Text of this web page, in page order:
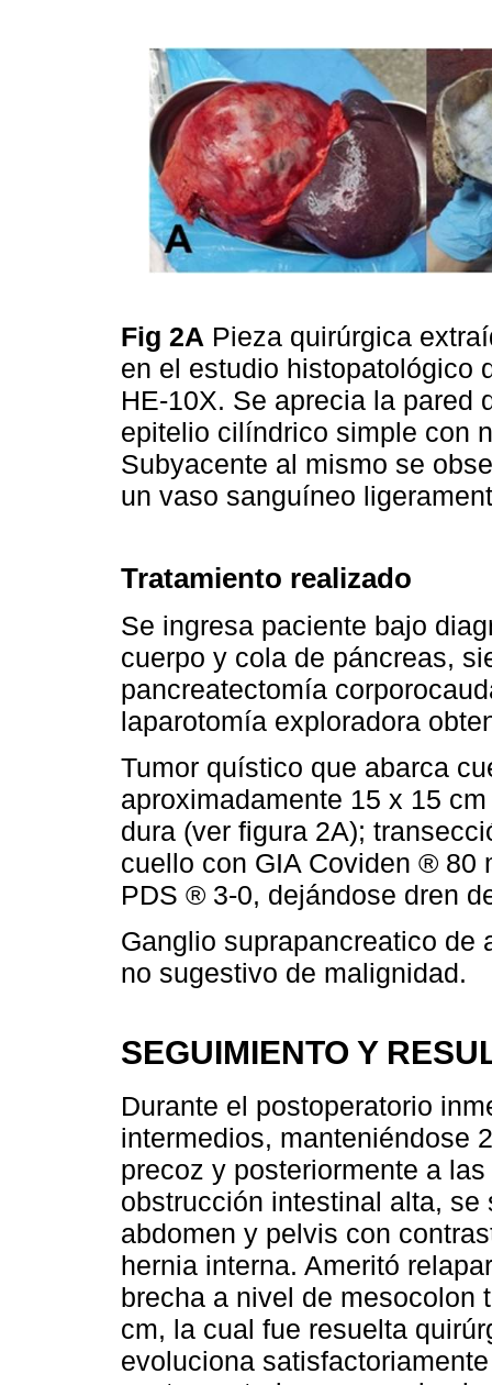
Fig 2A Pieza quirúrgica
en el estudio histopatológico
HE-10X. Se aprecia la pared
epitelio cilíndrico simple con
Subyacente al mismo se
un vaso sanguíneo
Tratamiento realizado
Se ingresa paciente bajo
cuerpo y cola de páncreas,
pancreatectomía
laparotomía exploradora
Tumor quístico que abarca
aproximadamente 15 x 15
dura (ver figura 2A);
cuello con GIA Coviden ® 80
PDS ® 3-0, dejándose dren
Ganglio suprapancreatico de
no sugestivo de malignidad.
SEGUIMIENTO Y
Durante el postoperatorio
intermedios, manteniéndose
precoz y posteriormente a
obstrucción intestinal alta,
abdomen y pelvis con
hernia interna. Ameritó
brecha a nivel de mesocolon
cm, la cual fue resuelta
evoluciona